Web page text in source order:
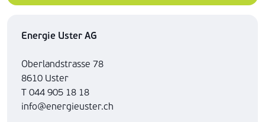
Energie Uster AG
Oberlandstrasse 78
8610 Uster
T 044 905 18 18
info@energieuster.ch